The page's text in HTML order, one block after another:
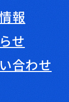
報
せ
合わせ